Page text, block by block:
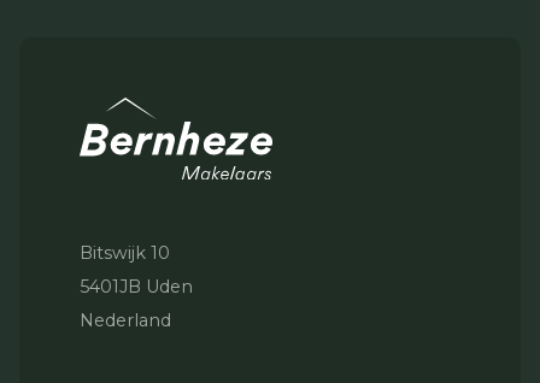
Bitswijk 10
5401JB Uden
Nederland